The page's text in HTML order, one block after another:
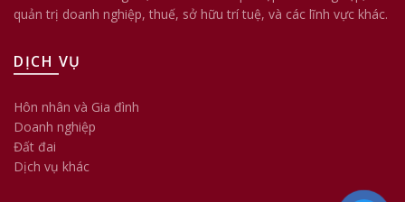
quản trị doanh nghiệp, thuế, sở hữu trí tuệ, và các lĩnh vực khác.
DỊCH VỤ
Hôn nhân và Gia đình
Doanh nghiệp
Đất đai
Dịch vụ khác